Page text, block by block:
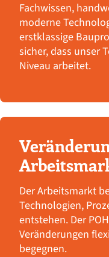
Fachwissen,
moderne
erstklassige
sicher, dass unser
Niveau arbeitet.
Der Arbeitsmarkt
Technologien,
entstehen. Der
Veränderungen
begegnen.